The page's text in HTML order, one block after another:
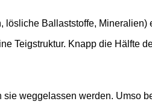
lösliche Ballaststoffe, Mineralien)
Teigstruktur. Knapp die Hälfte
weggelassen werden. Umso